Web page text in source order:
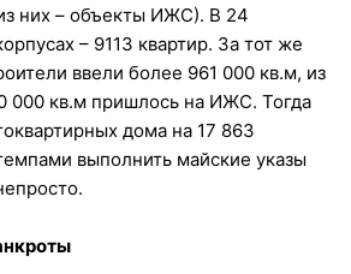
них – объекты ИЖС). В 24
– 9113 квартир. За тот же
ввели более 961 000 кв.м, из
000 кв.м пришлось на ИЖС. Тогда
дома на 17 863
выполнить майские указы